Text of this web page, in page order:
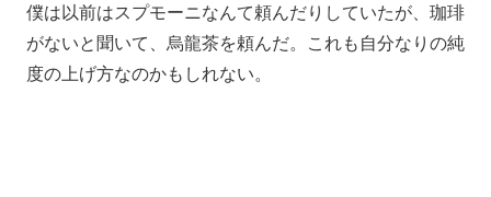
僕は以前はスプモーニなんて頼んだりしていたが、珈琲
がないと聞いて、烏龍茶を頼んだ。これも自分なりの純
度の上げ方なのかもしれない。